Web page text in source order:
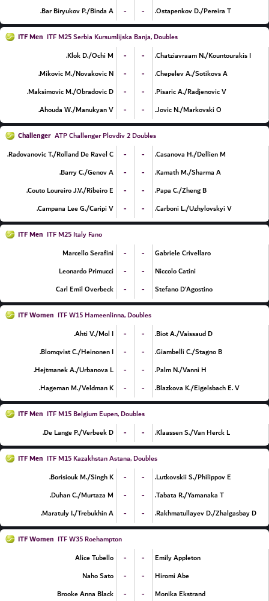
Bar Biryukov P./Binda A.
- - Ostapenkov D./Pereira T.
ITF Men ITF M25 Serbia Kursumlijska Banja, Doubles
Klok D./Ochi M.
- -
Chatziavraam N./Kountourakis I.
Mikovic M./Novakovic N.
- -
Chepelev A./Sotikovs A.
Maksimovic M./Obradovic D.
- -
Pisaric A./Radjenovic V.
Ahouda W./Manukyan V.
- - Jovic N./Markovski O.
Challenger ATP Challenger Plovdiv 2 Doubles
Radovanovic T./Rolland De Ravel C.
- -
Casanova H./Dellien M.
Barry C./Genov A.
- -
Kamath M./Sharma A.
Couto Loureiro J.V./Ribeiro E.
- -
Papa C./Zheng B.
Campana Lee G./Caripi V.
- - Carboni L./Uzhylovskyi V.
ITF Men ITF M25 Italy Fano
Marcello Serafini
- -
Gabriele Crivellaro
Leonardo Primucci
- -
Niccolo Catini
Carl Emil Overbeck
- - Stefano D'Agostino
ITF Women ITF W15 Hameenlinna, Doubles
Ahti V./Mol I.
- -
Biot A./Vaissaud D.
Blomqvist C./Heinonen I.
- -
Giambelli C./Stagno B.
Hejtmanek A./Urbanova L.
- -
Palm N./Vanni H.
Hageman M./Veldman K.
- - Blazkova K./Eigelsbach E. V.
ITF Men ITF M15 Belgium Eupen, Doubles
De Lange P./Verbeek D.
- - Klaassen S./Van Herck L.
ITF Men ITF M15 Kazakhstan Astana, Doubles
Borisiouk M./Singh K.
- -
Lutkovskii S./Philippov E.
Duhan C./Murtaza M.
- -
Tabata R./Yamanaka T.
Maratuly I./Trebukhin A.
- - Rakhmatullayev D./Zhalgasbay D.
ITF Women ITF W35 Roehampton
Alice Tubello
- -
Emily Appleton
Naho Sato
- -
Hiromi Abe
Brooke Anna Black
- -
Monika Ekstrand